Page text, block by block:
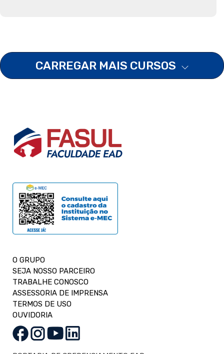
CARREGAR MAIS CURSOS
O GRUPO
SEJA NOSSO PARCEIRO
TRABALHE CONOSCO
ASSESSORIA DE IMPRENSA
TERMOS DE USO
OUVIDORIA